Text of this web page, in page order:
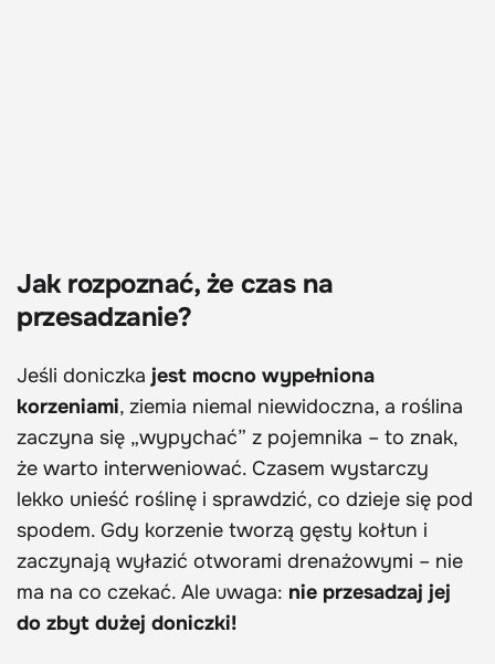
Jak rozpoznać, że czas na
przesadzanie?
Jeśli doniczka jest mocno wypełniona
korzeniami, ziemia niemal niewidoczna, a roślina
zaczyna się „wypychać” z pojemnika – to znak,
że warto interweniować. Czasem wystarczy
lekko unieść roślinę i sprawdzić, co dzieje się pod
spodem. Gdy korzenie tworzą gęsty kołtun i
zaczynają wyłazić otworami drenażowymi – nie
ma na co czekać. Ale uwaga: nie przesadzaj jej
do zbyt dużej doniczki!